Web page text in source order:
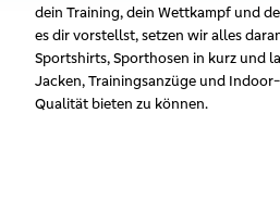
dein Training, dein Wettkampf und
es dir vorstellst, setzen wir alles
Sportshirts, Sporthosen in kurz und
Jacken, Trainingsanzüge und
Qualität bieten zu können.